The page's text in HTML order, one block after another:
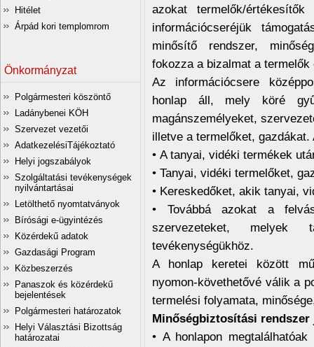
Hitélet
Árpád kori templomrom
Önkormányzat
Polgármesteri köszöntő
Ladánybenei KÖH
Szervezet vezetői
AdatkezelésiTájékoztató
Helyi jogszabályok
Szolgáltatási tevékenységek
nyilvántartásai
Letölthető nyomtatványok
Bírósági e-ügyintézés
Közérdekű adatok
Gazdasági Program
Közbeszerzés
Panaszok és közérdekű
bejelentések
Polgármesteri határozatok
Helyi Választási Bizottság
határozatai
azokat termelők/
információcseréjük
minősítő rendszer,
fokozza a bizalmat a
Az információcsere
honlap áll, mely köré
magánszemélyeket,
illetve a termelőket,
• A tanyai, vidéki termékek
• Tanyai, vidéki termelőket,
• Kereskedőket, akik tanyai,
• Továbbá azokat a
szervezeteket, melyek
tevékenységükhöz.
A honlap keretei között
nyomon-követhetővé válik a
termelési folyamata,
Minőségbiztosítási rendszer
• A honlapon